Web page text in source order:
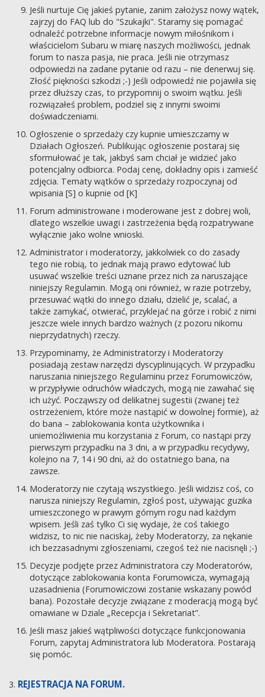
Jeśli nurtuje Cię jakieś pytanie, zanim założysz nowy wątek,
zajrzyj do FAQ lub do "Szukajki". Staramy się pomagać
odnaleźć potrzebne informacje nowym miłośnikom i
właścicielom Subaru w miarę naszych możliwości, jednak
forum to nasza pasja, nie praca. Jeśli nie otrzymasz
odpowiedzi na zadane pytanie od razu – nie denerwuj się.
Złość piękności szkodzi ;-) Jeśli odpowiedź nie pojawiła się
przez dłuższy czas, to przypomnij o swoim wątku. Jeśli
rozwiązałeś problem, podziel się z innymi swoimi
doświadczeniami.
Ogłoszenie o sprzedaży czy kupnie umieszczamy w
Działach Ogłoszeń. Publikując ogłoszenie postaraj się
sformułować je tak, jakbyś sam chciał je widzieć jako
potencjalny odbiorca. Podaj cenę, dokładny opis i zamieść
zdjęcia. Tematy wątków o sprzedaży rozpoczynaj od
wpisania [S] o kupnie od [K]
Forum administrowane i moderowane jest z dobrej woli,
dlatego wszelkie uwagi i zastrzeżenia będą rozpatrywane
wyłącznie jako wolne wnioski.
Administrator i moderatorzy, jakkolwiek co do zasady
tego nie robią, to jednak mają prawo edytować lub
usuwać wszelkie treści uznane przez nich za naruszające
niniejszy Regulamin. Mogą oni również, w razie potrzeby,
przesuwać wątki do innego działu, dzielić je, scalać, a
także zamykać, otwierać, przyklejać na górze i robić z nimi
jeszcze wiele innych bardzo ważnych (z pozoru nikomu
nieprzydatnych) rzeczy.
Przypominamy, że Administratorzy i Moderatorzy
posiadają zestaw narzędzi dyscyplinujących. W przypadku
naruszania niniejszego Regulaminu przez Forumowiczów,
w przypływie odruchów władczych, mogą nie zawahać się
ich użyć. Począwszy od delikatnej sugestii (zwanej też
ostrzeżeniem, które może nastąpić w dowolnej formie), aż
do bana – zablokowania konta użytkownika i
uniemożliwienia mu korzystania z Forum, co nastąpi przy
pierwszym przypadku na 3 dni, a w przypadku recydywy,
kolejno na 7, 14 i 90 dni, aż do ostatniego bana, na
zawsze.
Moderatorzy nie czytają wszystkiego. Jeśli widzisz coś, co
narusza niniejszy Regulamin, zgłoś post, używając guzika
umieszczonego w prawym górnym rogu nad każdym
wpisem. Jeśli zaś tylko Ci się wydaje, że coś takiego
widzisz, to nic nie naciskaj, żeby Moderatorzy, za nękanie
ich bezzasadnymi zgłoszeniami, czegoś też nie nacisnęli ;-)
Decyzje podjęte przez Administratora czy Moderatorów,
dotyczące zablokowania konta Forumowicza, wymagają
uzasadnienia (Forumowiczowi zostanie wskazany powód
bana). Pozostałe decyzje związane z moderacją mogą być
omawiane w Dziale „Recepcja i Sekretariat”.
Jeśli masz jakieś wątpliwości dotyczące funkcjonowania
Forum, zapytaj Administratora lub Moderatora. Postarają
się pomóc.
REJESTRACJA NA FORUM.